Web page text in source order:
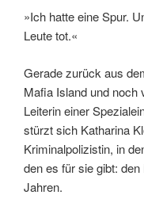
»Ich hatte eine Spur.
Leute tot.«
Gerade zurück aus
Mafia Island und noch
Leiterin einer
stürzt sich Katharina
Kriminalpolizistin, in
den es für sie gibt:
Jahren.